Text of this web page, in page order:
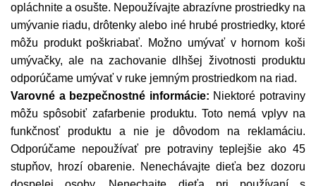
opláchnite a osušte. Nepoužívajte abrazívne prostriedky na
umývanie riadu, drôtenky alebo iné hrubé prostriedky, ktoré
môžu produkt poškriabať. Možno umývať v hornom koši
umývačky, ale na zachovanie dlhšej životnosti produktu
odporúčame umývať v ruke jemným prostriedkom na riad.
Varovné a bezpečnostné informácie: Niektoré potraviny
môžu spôsobiť zafarbenie produktu. Toto nemá vplyv na
funkčnosť produktu a nie je dôvodom na reklamáciu.
Odporúčame nepoužívať pre potraviny teplejšie ako 45
stupňov, hrozí obarenie. Nenechávajte dieťa bez dozoru